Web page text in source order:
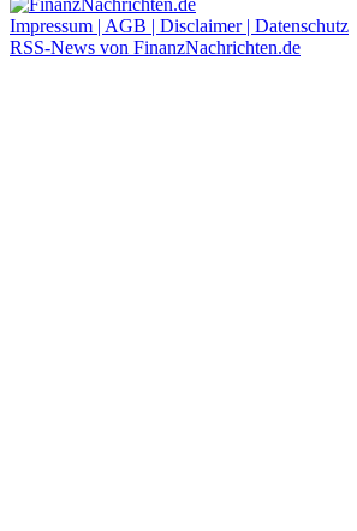
Impressum | AGB | Disclaimer | Datenschutz
RSS-News von FinanzNachrichten.de